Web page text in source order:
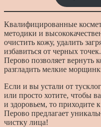
Квалифицированные
методики и
очистить кожу, удалить
избавиться от черных
Перово позволяет вернуть
разгладить мелкие
Если и вы устали от
или просто хотите, чтобы
и здоровьем, то приходите
Перово предлагает
чистку лица!